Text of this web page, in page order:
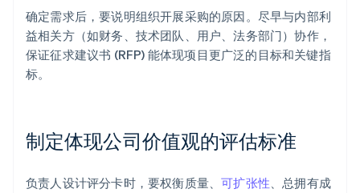
确定需求后，要说明组织开展采购的原因。尽早与内部利
益相关方（如财务、技术团队、用户、法务部门）协作，
保证征求建议书 (RFP) 能体现项目更广泛的目标和关键指
标。
制定体现公司价值观的评估标准
负责人设计评分卡时，要权衡质量、可扩张性、总拥有成